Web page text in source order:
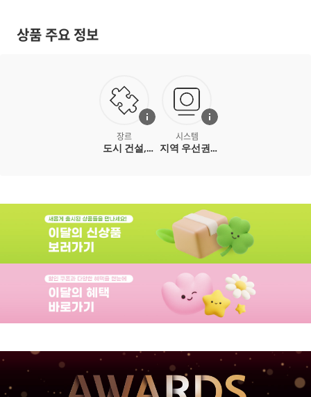
상품 주요 정보
장르
도시 건설,
시스템
지역 우선권/
육각형 구획,
수입, 3차원
이동, 타일
놓기, 트랙
이동, 가변적
준비